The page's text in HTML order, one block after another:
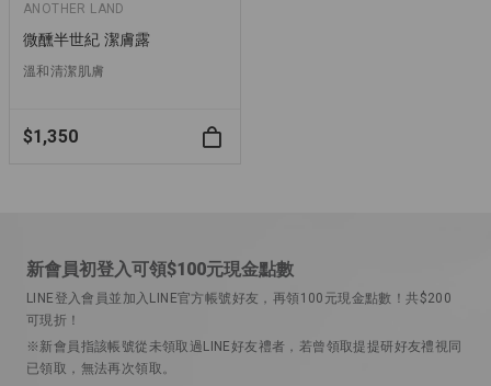
ANOTHER LAND
微醺半世紀 潔膚露
溫和清潔肌膚
$1,350
新會員初登入可領$100元現金點數
LINE登入會員並加入LINE官方帳號好友，再領100元現金點數！共$200
可現折！
※新會員指該帳號從未領取過LINE好友禮者，若曾領取提提研好友禮視同
已領取，無法再次領取。